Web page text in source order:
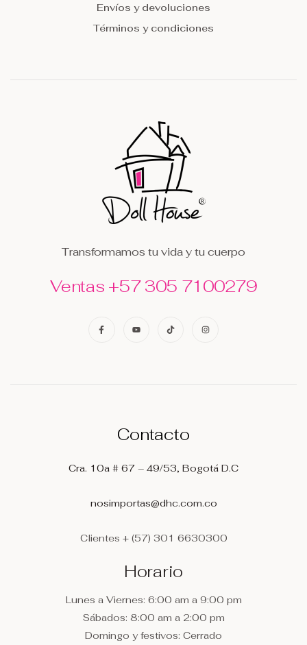
Envíos y devoluciones
Términos y condiciones
Transformamos tu vida y tu cuerpo
Ventas +57 305 7100279
Contacto
Cra. 10a # 67 – 49/53, Bogotá D.C
nosimportas@dhc.com.co
Clientes + (57) 301 6630300
Horario
Lunes a Viernes: 6:00 am a 9:00 pm
Sábados: 8:00 am a 2:00 pm
Domingo y festivos: Cerrado